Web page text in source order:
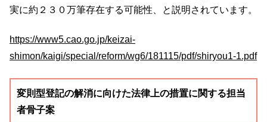
実に約２３０万筆存在する可能性、と説明されています。
https://www5.cao.go.jp/keizai-
shimon/kaigi/special/reform/wg6/181115/pdf/shiryou1-1.pdf
変則型登記の解消に向けた法律上の措置に関する担当
者骨子案